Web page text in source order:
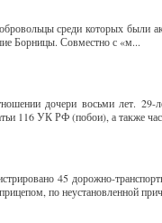
среди которых были
Борницы. Совместно с «м...
дочери восьми лет. 29-
116 УК РФ (побои), а также
45 дорожно-
по неустановленной